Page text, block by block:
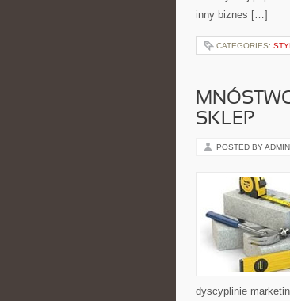
inny biznes […]
CATEGORIES:
SKLEP
POSTED BY ADMIN
dyscyplinie